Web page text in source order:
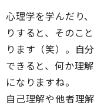
心理学を学んだり
りすると、そのこ
ります（笑）。自
できると、何か理
になりますね。
自己理解や他者理